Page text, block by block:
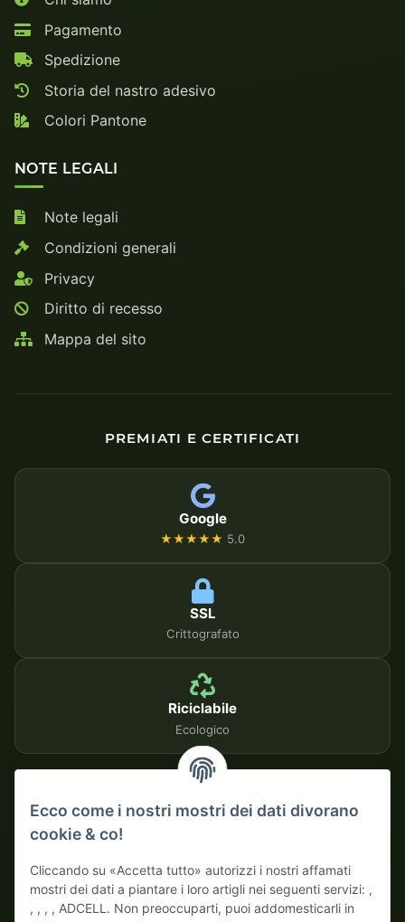
Pagamento
Spedizione
Storia del nastro adesivo
Colori Pantone
NOTE LEGALI
Note legali
Condizioni generali
Privacy
Diritto di recesso
Mappa del sito
PREMIATI E CERTIFICATI
Google
★★★★★ 5.0
SSL
Crittografato
Riciclabile
Ecologico
Su fattura
Ecco come i nostri mostri dei dati divorano
cookie & co!
Cliccando su «Accetta tutto» autorizzi i nostri affamati
mostri dei dati a piantare i loro artigli nei seguenti servizi: ,
, , , , ADCELL. Non preoccuparti, puoi addomesticarli in